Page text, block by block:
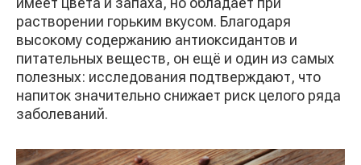
растворении горьким вкусом. Благодаря
высокому содержанию антиоксидантов и
питательных веществ, он ещё и один из самых
полезных: исследования подтверждают, что
напиток значительно снижает риск целого ряда
заболеваний.